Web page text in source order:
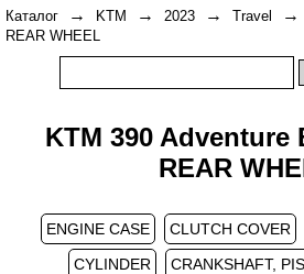
Каталог → KTM → 2023 → Travel →
REAR WHEEL
KTM 390 Adventure
REAR
ENGINE CASE CLUTCH COVER
CYLINDER
CRANKSHAFT,